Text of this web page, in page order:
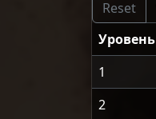
Уровень
1
2